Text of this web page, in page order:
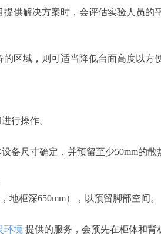
提供解决方案时，会评估实验人员的
的区域，则可适当降低台面高度以方
行操作。
备尺寸确定，并预留至少50mm的散
地柜深650mm），以预留脚部空间。
环境 提供的服务，会预先在柜体和背